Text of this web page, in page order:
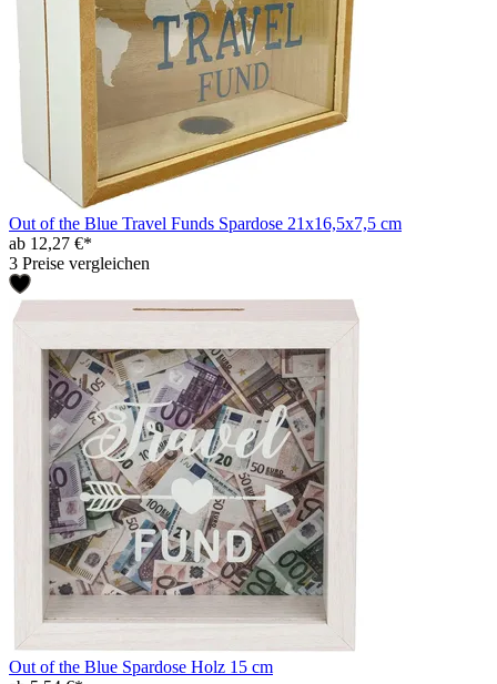
Out of the Blue Travel Funds Spardose 21x16,5x7,5 cm
ab 12,27 €*
3 Preise vergleichen
Out of the Blue Spardose Holz 15 cm